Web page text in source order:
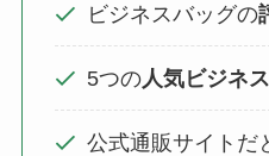
ビジネスバッグの
5つの人気ビジネ
公式通販サイトだ